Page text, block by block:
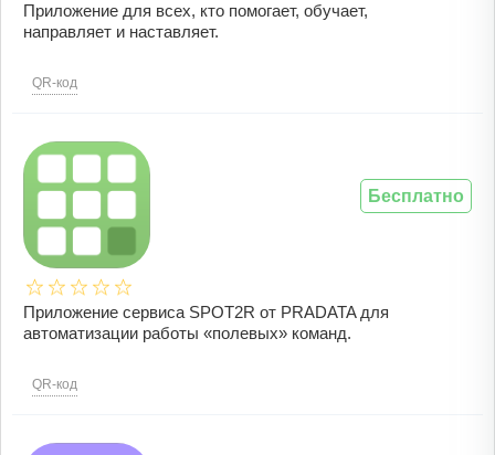
Приложение для всех, кто помогает, обучает,
направляет и наставляет.
QR-код
Приложение сервиса SPOT2R от PRADATA для
автоматизации работы «полевых» команд.
QR-код
Бесплатно